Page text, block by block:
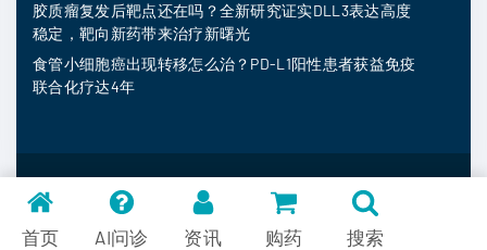
胶质瘤复发后靶点还在吗？全新研究证实DLL3表达高度
稳定，靶向新药带来治疗新曙光
食管小细胞癌出现转移怎么治？PD-L1阳性患者获益免疫
联合化疗达4年
MedFind © 2026
首页 AI问诊 资讯 购药 搜索